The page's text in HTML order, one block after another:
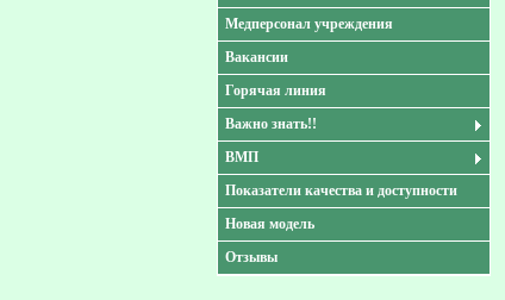
Медперсонал учреждения
Вакансии
Горячая линия
Важно знать!!
ВМП
Показатели качества и доступности
Новая модель
Отзывы